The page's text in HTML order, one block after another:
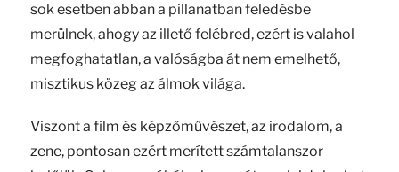
sok esetben abban a pillanatban feledésbe
merülnek, ahogy az illető felébred, ezért is valahol
megfoghatatlan, a valóságba át nem emelhető,
misztikus közeg az álmok világa.
Viszont a film és képzőművészet, az irodalom, a
zene, pontosan ezért merített számtalanszor